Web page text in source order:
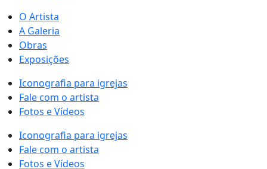
O Artista
A Galeria
Obras
Exposições
Iconografia para igrejas
Fale com o artista
Fotos e Vídeos
Iconografia para igrejas
Fale com o artista
Fotos e Vídeos